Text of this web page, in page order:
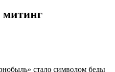
митинг
стало символом беды